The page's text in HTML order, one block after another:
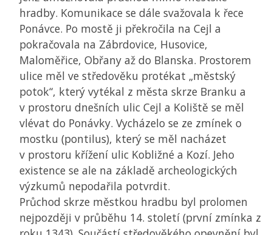
hradby. Komunikace se dále svažovala k řece
Ponávce. Po mostě ji překročila na Cejl a
pokračovala na Zábrdovice, Husovice,
Maloměřice, Obřany až do Blanska. Prostorem
ulice měl ve středověku protékat „městský
potok“, který vytékal z města skrze Branku a
v prostoru dnešních ulic Cejl a Koliště se měl
vlévat do Ponávky. Vycházelo se ze zmínek o
mostku (pontilus), který se měl nacházet
v prostoru křížení ulic Kobližné a Kozí. Jeho
existence se ale na základě archeologických
výzkumů nepodařila potvrdit.
Průchod skrze městkou hradbu byl prolomen
nejpozději v průběhu 14. století (první zmínka z